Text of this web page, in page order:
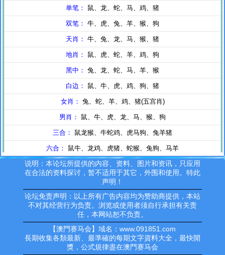
说明：本论坛所提供的内容、资料、图片和资讯，只应用
在合法的资料探讨，暂不适用于其它，外围和使用。特此
声明！
论坛免责声明：以上所有广告内容均为赞助商提供，本站
不对其经营行为负责。浏览或使用者须自行承担有关责
任，本网站恕不负责。
【澳門赛马会】域名：www.091851.com
長期收集各類最新、最準確的每期文字資料大全，最快開
獎，公式規律盡在澳門赛马会